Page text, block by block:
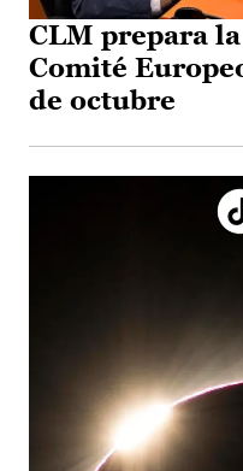
CLM prepara
Comité
de octubre